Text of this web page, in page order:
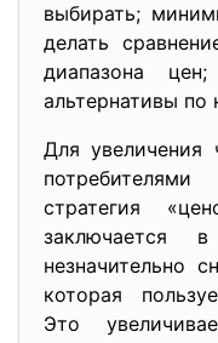
выбирать;
делать
диапазона
альтернативы по
Для увеличения
стратегия
заключается
незначительно
которая
Это